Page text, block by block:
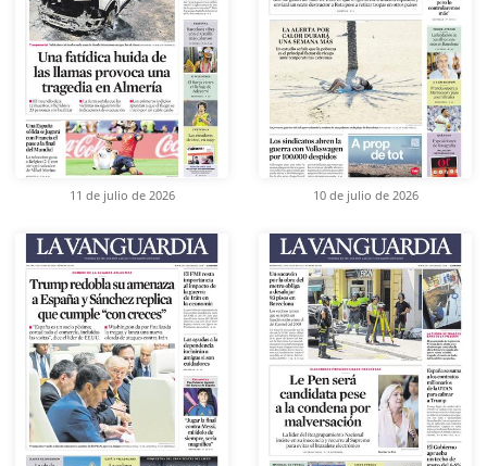
11 de julio de 2026 10 de julio de 2026